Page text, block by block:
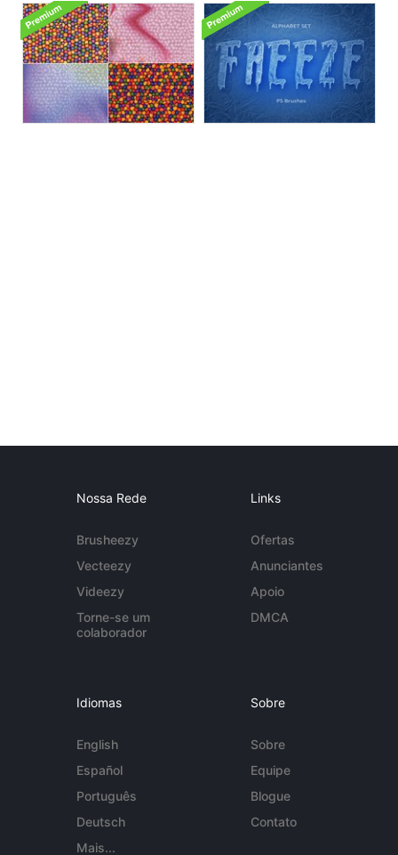
Nossa Rede
Brusheezy
Vecteezy
Videezy
Torne-se um
colaborador
Links
Ofertas
Anunciantes
Apoio
DMCA
Idiomas
English
Español
Português
Deutsch
Mais...
Sobre
Sobre
Equipe
Blogue
Contato